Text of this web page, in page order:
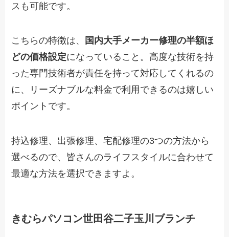
スも可能です。
こちらの特徴は、
国内大手メーカー修理の半額ほ
どの価格設定になっていること。高度な技術を持
った専門技術者が責任を持って対応してくれるの
に、リーズナブルな料金で利用できるのは嬉しい
ポイントです。
持込修理、出張修理、宅配修理の3つの方法から
選べるので、皆さんのライフスタイルに合わせて
最適な方法を選択できますよ。
きむらパソコン世田谷二子玉川ブランチ